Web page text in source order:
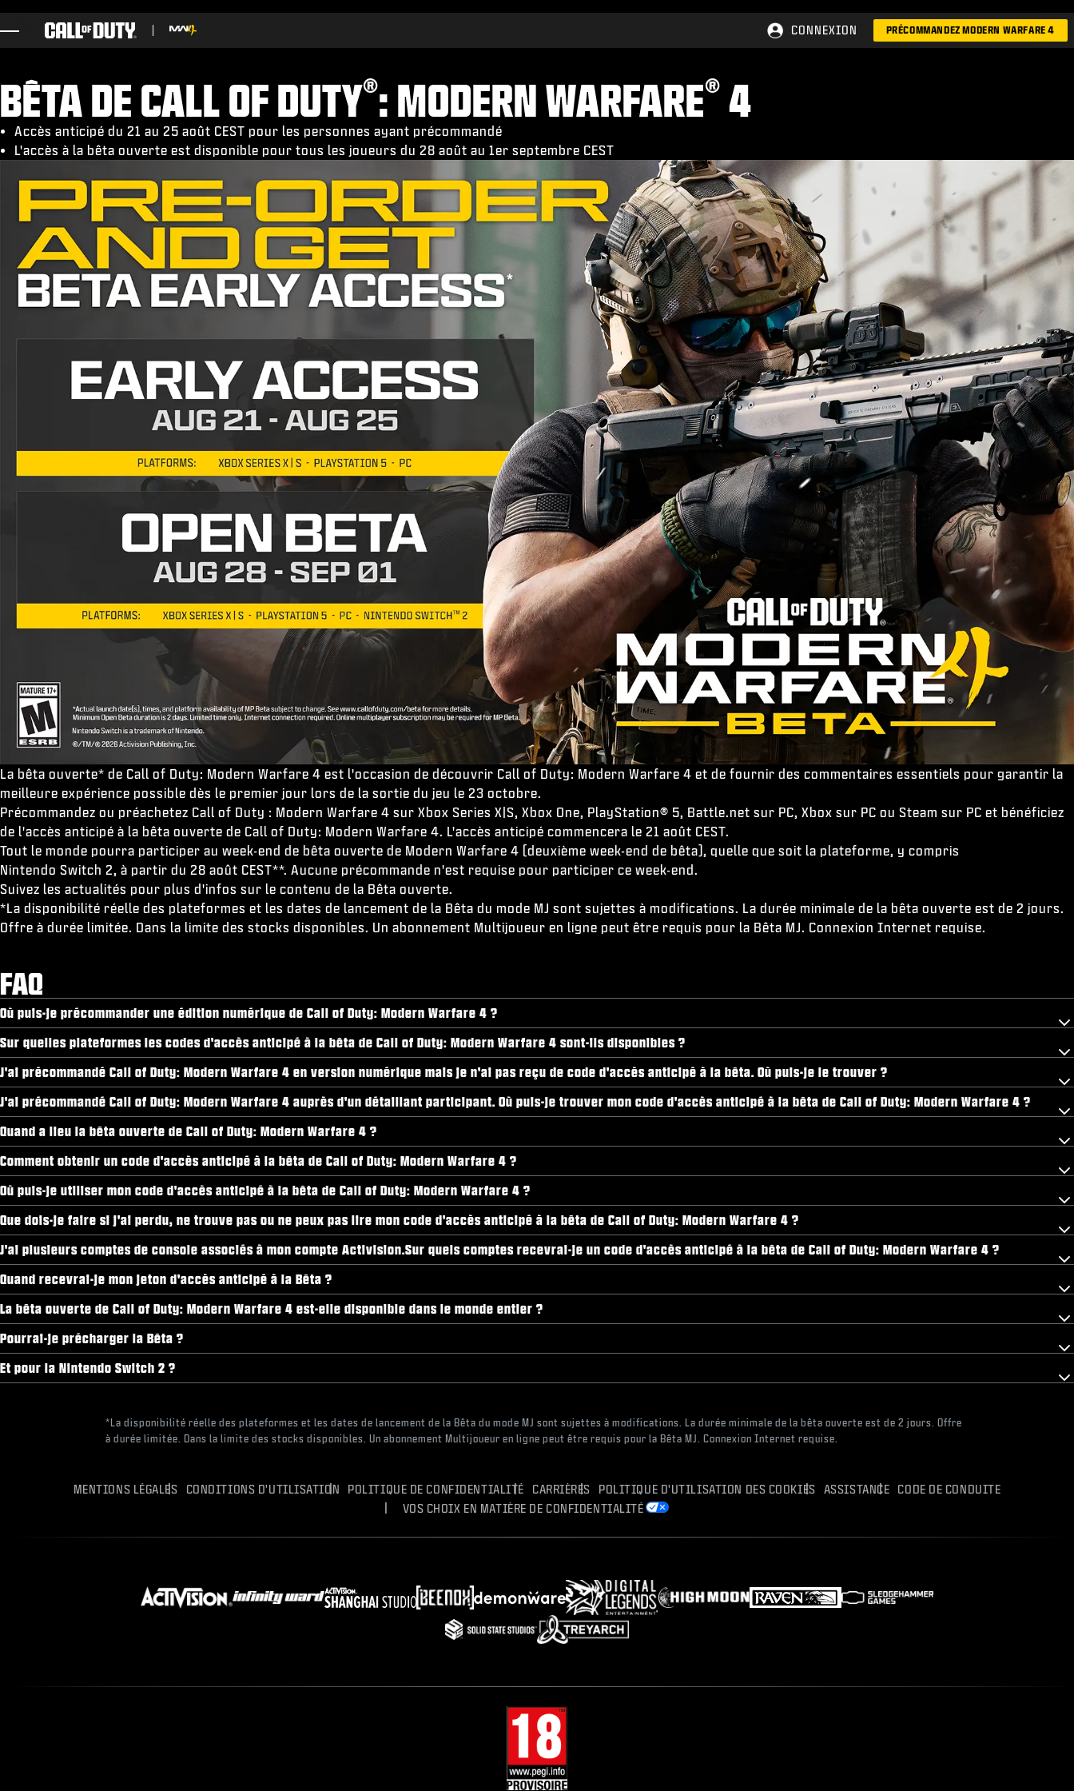
ACTUS
BOUTIQUE
ESPORTS
ASSISTANCE
CONNEXION PRÉCOMMANDEZ MODERN WARFARE 4
BÊTA DE CALL OF DUTY®: MODERN WARFARE® 4
Accès anticipé du 21 au 25 août CEST pour les personnes ayant précommandé
L'accès à la bêta ouverte est disponible pour tous les joueurs du 28 août au 1er septembre CEST
La bêta ouverte* de Call of Duty: Modern Warfare 4 est l'occasion de découvrir Call of Duty: Modern Warfare 4 et de fournir des commentaires essentiels pour garantir la
meilleure expérience possible dès le premier jour lors de la sortie du jeu le 23 octobre.
Précommandez ou préachetez Call of Duty : Modern Warfare 4 sur Xbox Series X|S, Xbox One, PlayStation® 5, Battle.net sur PC, Xbox sur PC ou Steam sur PC et bénéficiez
de l'accès anticipé à la bêta ouverte de Call of Duty: Modern Warfare 4. L'accès anticipé commencera le 21 août CEST.
Tout le monde pourra participer au week-end de bêta ouverte de Modern Warfare 4 (deuxième week-end de bêta), quelle que soit la plateforme, y compris
Nintendo Switch 2, à partir du 28 août CEST**. Aucune précommande n'est requise pour participer ce week-end.
Suivez les actualités pour plus d'infos sur le contenu de la Bêta ouverte.
*La disponibilité réelle des plateformes et les dates de lancement de la Bêta du mode MJ sont sujettes à modifications. La durée minimale de la bêta ouverte est de 2 jours.
Offre à durée limitée. Dans la limite des stocks disponibles. Un abonnement Multijoueur en ligne peut être requis pour la Bêta MJ. Connexion Internet requise.
FAQ
Où puis-je précommander une édition numérique de Call of Duty: Modern Warfare 4 ?
Sur quelles plateformes les codes d'accès anticipé à la bêta de Call of Duty: Modern Warfare 4 sont-ils disponibles ?
J'ai précommandé Call of Duty: Modern Warfare 4 en version numérique mais je n'ai pas reçu de code d'accès anticipé à la bêta. Où puis-je le trouver ?
J'ai précommandé Call of Duty: Modern Warfare 4 auprès d'un détaillant participant. Où puis-je trouver mon code d'accès anticipé à la bêta de Call of Duty: Modern Warfare 4 ?
Quand a lieu la bêta ouverte de Call of Duty: Modern Warfare 4 ?
Comment obtenir un code d'accès anticipé à la bêta de Call of Duty: Modern Warfare 4 ?
Où puis-je utiliser mon code d'accès anticipé à la bêta de Call of Duty: Modern Warfare 4 ?
Que dois-je faire si j'ai perdu, ne trouve pas ou ne peux pas lire mon code d'accès anticipé à la bêta de Call of Duty: Modern Warfare 4 ?
J'ai plusieurs comptes de console associés à mon compte Activision.Sur quels comptes recevrai-je un code d'accès anticipé à la bêta de Call of Duty: Modern Warfare 4 ?
Quand recevrai-je mon jeton d'accès anticipé à la Bêta ?
La bêta ouverte de Call of Duty: Modern Warfare 4 est-elle disponible dans le monde entier ?
Pourrai-je précharger la Bêta ?
Et pour la Nintendo Switch 2 ?
*La disponibilité réelle des plateformes et les dates de lancement de la Bêta du mode MJ sont sujettes à modifications. La durée minimale de la bêta ouverte est de 2 jours. Offre
à durée limitée. Dans la limite des stocks disponibles. Un abonnement Multijoueur en ligne peut être requis pour la Bêta MJ. Connexion Internet requise.
MENTIONS LÉGALES CONDITIONS D'UTILISATION POLITIQUE DE CONFIDENTIALITÉ CARRIÈRES POLITIQUE D'UTILISATION DES COOKIES ASSISTANCE
CODE DE CONDUITE
VOS CHOIX EN MATIÈRE DE CONFIDENTIALITÉ